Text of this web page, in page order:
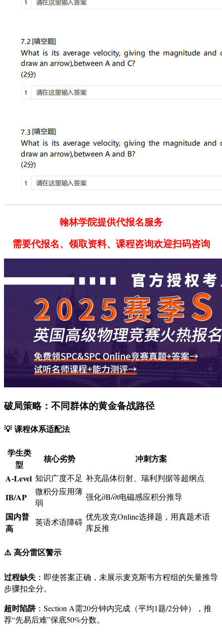
翰林学院提供代报名服务
需要代报名、领取资料、课程咨询欢迎扫码咨询
破局策略：不同群体的黄金备战路径
💡课程体系适配法
学生类
型
核心劣势
冲刺方案
A-Level 知识广度不足 补充晶体衍射、瑞利判据等超纲点
IB/AP
微积分应用薄
弱
强化∂B/∂t电磁感应积分推导
国内普
高
英语术语障碍
优先攻克Online选择题，用真题术语
库反推
⚠️ 高分雷区警示
过程缺失 ：即使答案正确，未展示麦克斯韦方程组的矢量推导
步骤扣全分。
超时陷阱：Section A需20分钟内完成（平均1题/2分钟），推
荐“先易后难”保底50%分数。